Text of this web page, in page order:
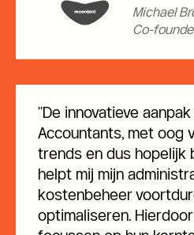
Michael
Co-
"De innovatieve
Accountants, met oog
trends en dus hopelijk
helpt mij mijn
kostenbeheer
optimaliseren.